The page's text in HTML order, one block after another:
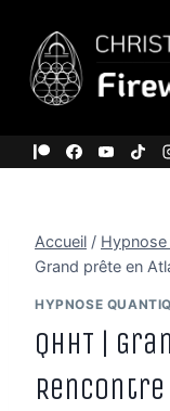
contenu
Accueil / Hypnose
Grand prête en
HYPNOSE
QHHT |